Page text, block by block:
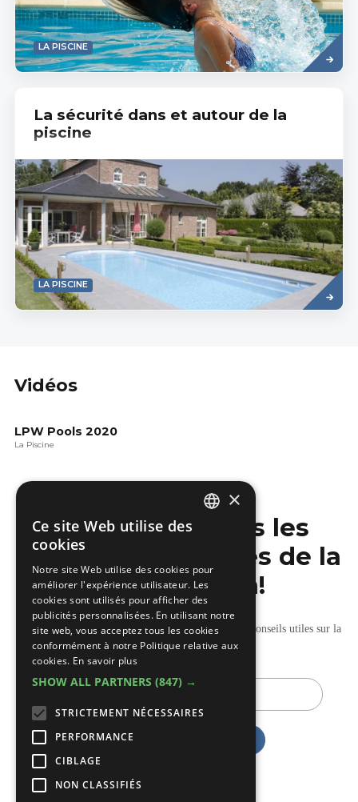
LA PISCINE
Read
more
La sécurité dans et autour de la
piscine
LA PISCINE
Read
more
Vidéos
LPW Pools 2020
La Piscine
Ne manquez pas les
dernières nouvelles de la
construction!
Recevez nos mises à jour hebdomadaires pleines de conseils utiles sur la
construction et la rénovation.
E-
×
Ce site Web utilise des
cookies
Notre site Web utilise des cookies pour
améliorer l'expérience utilisateur. Les
cookies sont utilisés pour afficher des
publicités personnalisées. En utilisant notre
site web, vous acceptez tous les cookies
conformément à notre Politique relative aux
cookies. En savoir plus
SHOW ALL PARTNERS (847) →
STRICTEMENT NÉCESSAIRES
PERFORMANCE
CIBLAGE
NON CLASSIFIÉS